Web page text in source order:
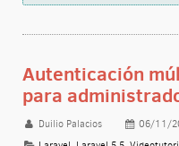
Autenticación
para
Duilio Palacios
06/11/